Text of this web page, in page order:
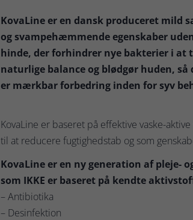
KovaLine er en dansk produceret mild
og svampehæmmende egenskaber
hinde, der forhindrer nye bakterier i at
naturlige balance og blødgør huden,
er mærkbar forbedring inden for syv
KovaLine er baseret på effektive vaske-
til at reducere fugtighedstab og som
KovaLine er en ny generation af pleje-
som IKKE er baseret på kendte
– Antibiotika
– Desinfektion